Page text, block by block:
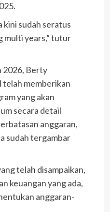
kini sudah seratus
multi years,” tutur
2026, Berty
telah memberikan
yang akan
secara detail
anggaran,
sudah tergambar
telah disampaikan,
keuangan yang ada,
anggaran-